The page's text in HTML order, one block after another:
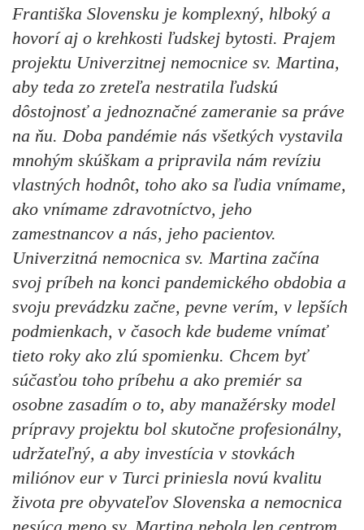
Františka Slovensku je komplexný, hlboký a
hovorí aj o krehkosti ľudskej bytosti. Prajem
projektu Univerzitnej nemocnice sv. Martina,
aby teda zo zreteľa nestratila ľudskú
dôstojnosť a jednoznačné zameranie sa práve
na ňu. Doba pandémie nás všetkých vystavila
mnohým skúškam a pripravila nám revíziu
vlastných hodnôt, toho ako sa ľudia vnímame,
ako vnímame zdravotníctvo, jeho
zamestnancov a nás, jeho pacientov.
Univerzitná nemocnica sv. Martina začína
svoj príbeh na konci pandemického obdobia a
svoju prevádzku začne, pevne verím, v lepších
podmienkach, v časoch kde budeme vnímať
tieto roky ako zlú spomienku. Chcem byť
súčasťou toho príbehu a ako premiér sa
osobne zasadím o to, aby manažérsky model
prípravy projektu bol skutočne profesionálny,
udržateľný, a aby investícia v stovkách
miliónov eur v Turci priniesla novú kvalitu
života pre obyvateľov Slovenska a nemocnica